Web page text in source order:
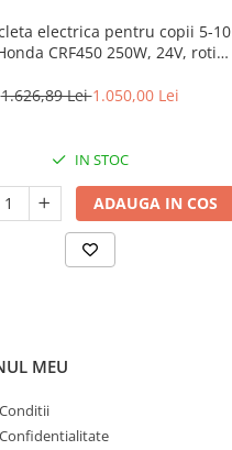
electrica pentru copii 5-10
CRF450 250W, 24V, roti
1.626,89 Lei1.050,00 Lei
IN STOC
ADAUGA IN COS
MEU